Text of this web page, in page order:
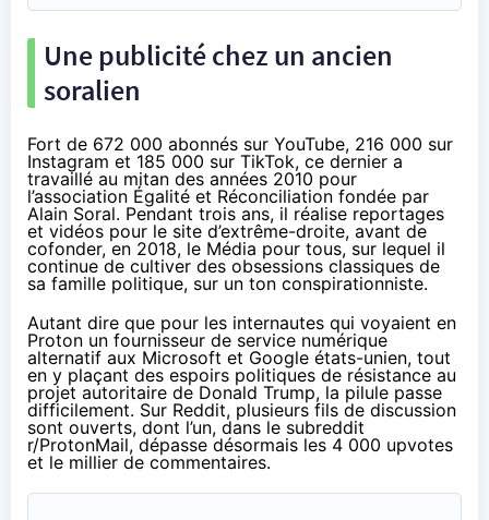
Une publicité chez un ancien
soralien
Fort de 672 000 abonnés sur YouTube, 216 000 sur
Instagram et 185 000 sur TikTok, ce dernier a
travaillé au mitan des années 2010 pour
l’association Égalité et Réconciliation fondée par
Alain Soral. Pendant trois ans, il réalise reportages
et vidéos pour le site d’extrême-droite, avant de
cofonder, en 2018, le Média pour tous, sur lequel il
continue de cultiver des obsessions classiques de
sa famille politique, sur un ton conspirationniste.
Autant dire que pour les internautes qui voyaient en
Proton un fournisseur de service numérique
alternatif aux Microsoft et Google états-unien, tout
en y plaçant des espoirs politiques de résistance au
projet autoritaire de Donald Trump, la pilule passe
difficilement. Sur Reddit, plusieurs fils de discussion
sont ouverts, dont l’un, dans le subreddit
r/ProtonMail, dépasse désormais les 4 000 upvotes
et le millier de commentaires.